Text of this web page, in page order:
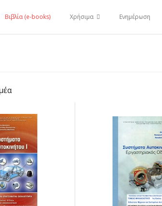
Βιβλία (e-books) Χρήσιμα Ενημέρωση